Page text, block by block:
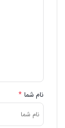
نام شما *